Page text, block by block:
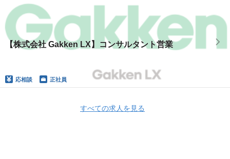
【株式会社 Gakken LX】コンサルタント営業
応相談 正社員
すべての求人を見る